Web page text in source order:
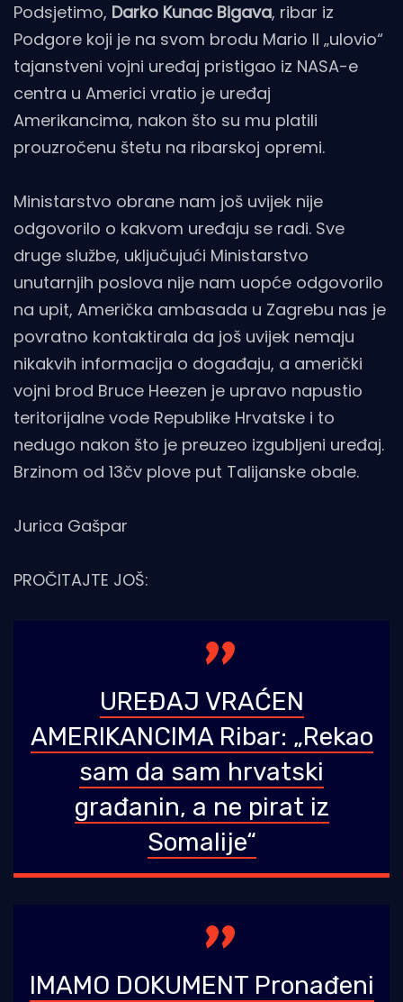
Podsjetimo, Darko Kunac Bigava, ribar iz
Podgore koji je na svom brodu Mario II „ulovio“
tajanstveni vojni uređaj pristigao iz NASA-e
centra u Americi vratio je uređaj
Amerikancima, nakon što su mu platili
prouzročenu štetu na ribarskoj opremi.
Ministarstvo obrane nam još uvijek nije
odgovorilo o kakvom uređaju se radi. Sve
druge službe, uključujući Ministarstvo
unutarnjih poslova nije nam uopće odgovorilo
na upit, Američka ambasada u Zagrebu nas je
povratno kontaktirala da još uvijek nemaju
nikakvih informacija o događaju, a američki
vojni brod Bruce Heezen je upravo napustio
teritorijalne vode Republike Hrvatske i to
nedugo nakon što je preuzeo izgubljeni uređaj.
Brzinom od 13čv plove put Talijanske obale.
Jurica Gašpar
PROČITAJTE JOŠ:
UREĐAJ VRAĆEN
AMERIKANCIMA Ribar: „Rekao
sam da sam hrvatski
građanin, a ne pirat iz
Somalije“
IMAMO DOKUMENT Pronađeni